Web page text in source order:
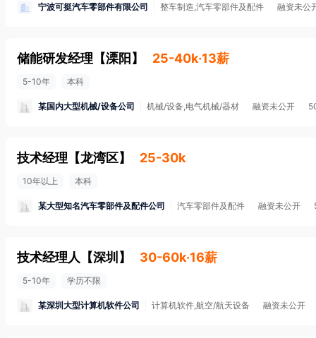
宁波可挺汽车零部件有限公司 整车制造,汽车零部件及配件 融资未公
储能研发经理 【溧阳 】 25-40k·13薪
5-10年 本科
某国内大型机械/设备公司 机械/设备,电气机械/器材 融资未公开
技术经理 【龙湾区】 25-30k
10年以上 本科
某大型知名汽车零部件及配件公司 汽车零部件及配件 融资未公开
技术经理人 【深圳 】 30-60k·16薪
5-10年 学历不限
某深圳大型计算机软件公司 计算机软件,航空/航天设备 融资未公开